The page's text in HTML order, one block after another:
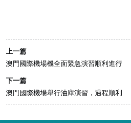
上一篇
澳門國際機場機全面緊急演習順利進行
下一篇
澳門國際機場舉行油庫演習，過程順利